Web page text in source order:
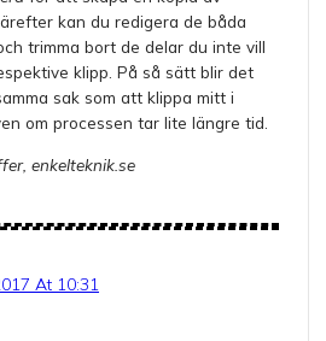
kan du redigera de båda
trimma bort de delar du inte vill
klipp. På så sätt blir det
sak som att klippa mitt i
om processen tar lite längre tid.
enkelteknik.se
At 10:31